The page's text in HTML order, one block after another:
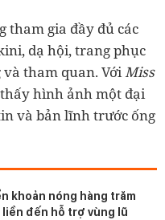
tham gia đầy đủ các
dạ hội, trang phục
và tham quan. VớiMiss
hình ảnh một đại
và bản lĩnh trước ống
khoản nóng hàng trăm
đến hỗ trợ vùng lũ